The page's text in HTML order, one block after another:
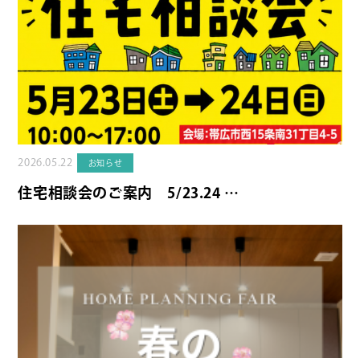
2026.05.22 お知らせ
住宅相談会のご案内 5/23.24 …